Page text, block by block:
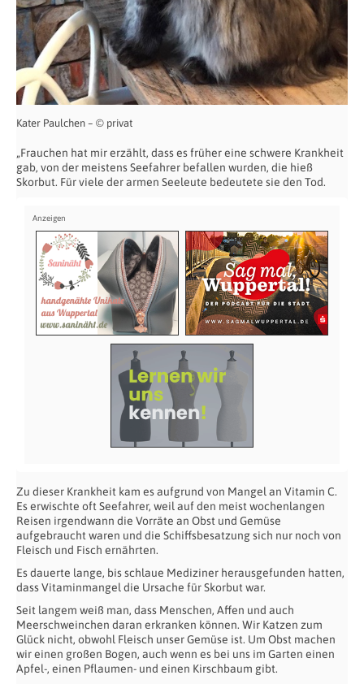
Kater Paulchen – © privat
„Frauchen hat mir erzählt, dass es früher eine schwere Krankheit
gab, von der meistens Seefahrer befallen wurden, die hieß
Skorbut. Für viele der armen Seeleute bedeutete sie den Tod.
Zu dieser Krankheit kam es aufgrund von Mangel an Vitamin C.
Es erwischte oft Seefahrer, weil auf den meist wochenlangen
Reisen irgendwann die Vorräte an Obst und Gemüse
aufgebraucht waren und die Schiffsbesatzung sich nur noch von
Fleisch und Fisch ernährten.
Es dauerte lange, bis schlaue Mediziner herausgefunden hatten,
dass Vitaminmangel die Ursache für Skorbut war.
Seit langem weiß man, dass Menschen, Affen und auch
Meerschweinchen daran erkranken können. Wir Katzen zum
Glück nicht, obwohl Fleisch unser Gemüse ist. Um Obst machen
wir einen großen Bogen, auch wenn es bei uns im Garten einen
Apfel-, einen Pflaumen- und einen Kirschbaum gibt.